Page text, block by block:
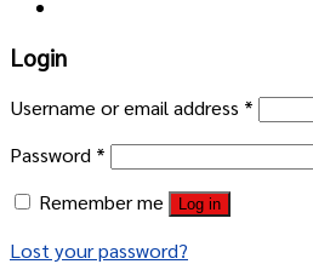
Login
Username or email address *
Password *
Remember me
Log in
Lost your password?